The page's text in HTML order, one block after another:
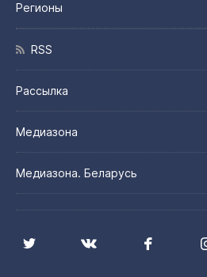
Регионы
RSS
Рассылка
Медиазона
Медиазона. Беларусь